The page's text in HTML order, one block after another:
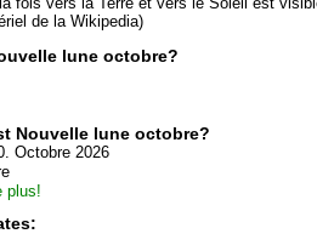
de la Wikipedia)
lune octobre?
Nouvelle lune octobre?
Octobre 2026
plus!